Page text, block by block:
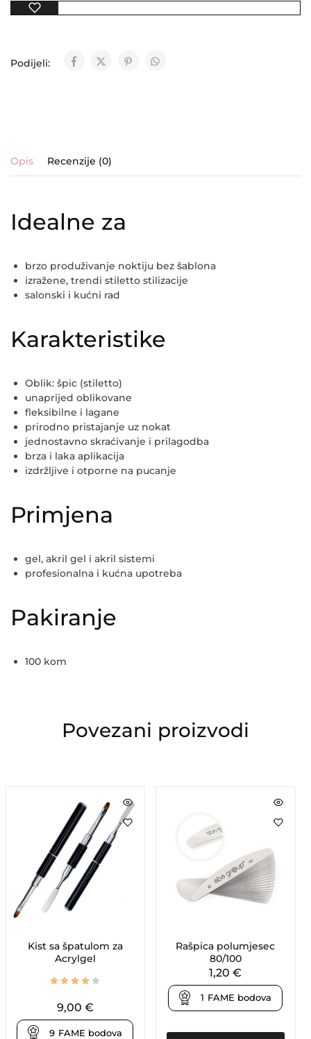
Podijeli:
Opis Recenzije (0)
Idealne za
brzo produživanje noktiju bez šablona
izražene, trendi stiletto stilizacije
salonski i kućni rad
Karakteristike
Oblik: špic (stiletto)
unaprijed oblikovane
fleksibilne i lagane
prirodno pristajanje uz nokat
jednostavno skraćivanje i prilagodba
brza i laka aplikacija
izdržljive i otporne na pucanje
Primjena
gel, akril gel i akril sistemi
profesionalna i kućna upotreba
Pakiranje
100 kom
Povezani proizvodi
Kist sa špatulom za
Acrylgel
9,00 €
9 FAME bodova
Rašpica polumjesec
80/100
1,20€
1 FAME bodova